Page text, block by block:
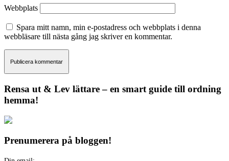
Webbplats
Spara mitt namn, min e-postadress och webbplats i denna
webbläsare till nästa gång jag skriver en kommentar.
Rensa ut & Lev lättare – en smart guide till ordning
hemma!
Prenumerera på bloggen!